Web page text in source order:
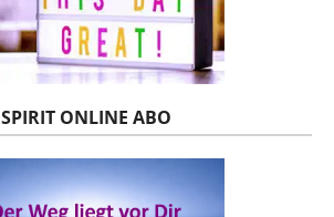
SPIRIT ONLINE ABO